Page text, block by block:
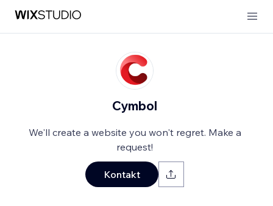
Cymbol
We'll create a website you won't regret. Make a
request!
Kontakt